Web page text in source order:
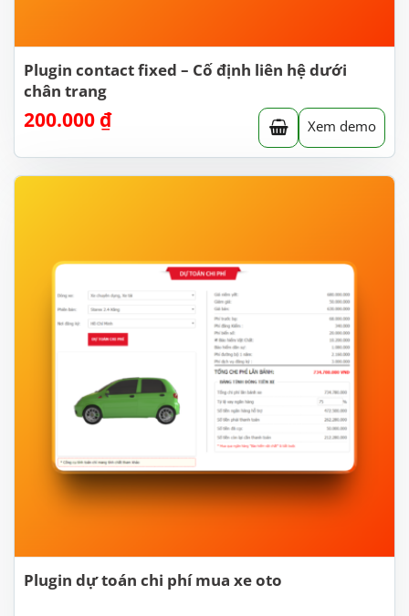
Plugin contact fixed – Cố định liên hệ dưới
chân trang
200.000 ₫ Xem demo
Plugin dự toán chi phí mua xe oto